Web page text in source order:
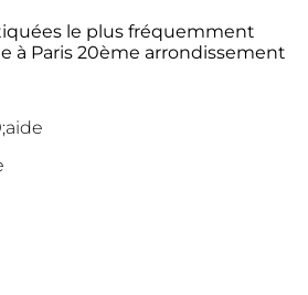
le plus fréquemment
à Paris 20ème arrondissement